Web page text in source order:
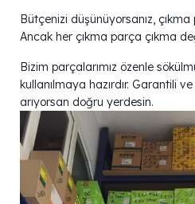
Bütçenizi düşünüyorsanız,
Ancak her çıkma parça çıkma
Bizim parçalarımız özenle
kullanılmaya hazırdır. Garantili
arıyorsan doğru yerdesin.